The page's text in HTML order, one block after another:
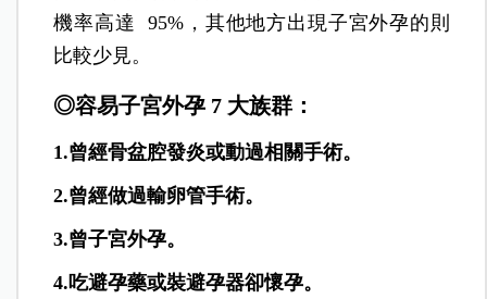
機率高達 95%，其他地方出現子宮外孕的則
比較少見。
◎容易子宮外孕 7 大族群：
1.曾經骨盆腔發炎或動過相關手術。
2.曾經做過輸卵管手術。
3.曾子宮外孕。
4.吃避孕藥或裝避孕器卻懷孕。